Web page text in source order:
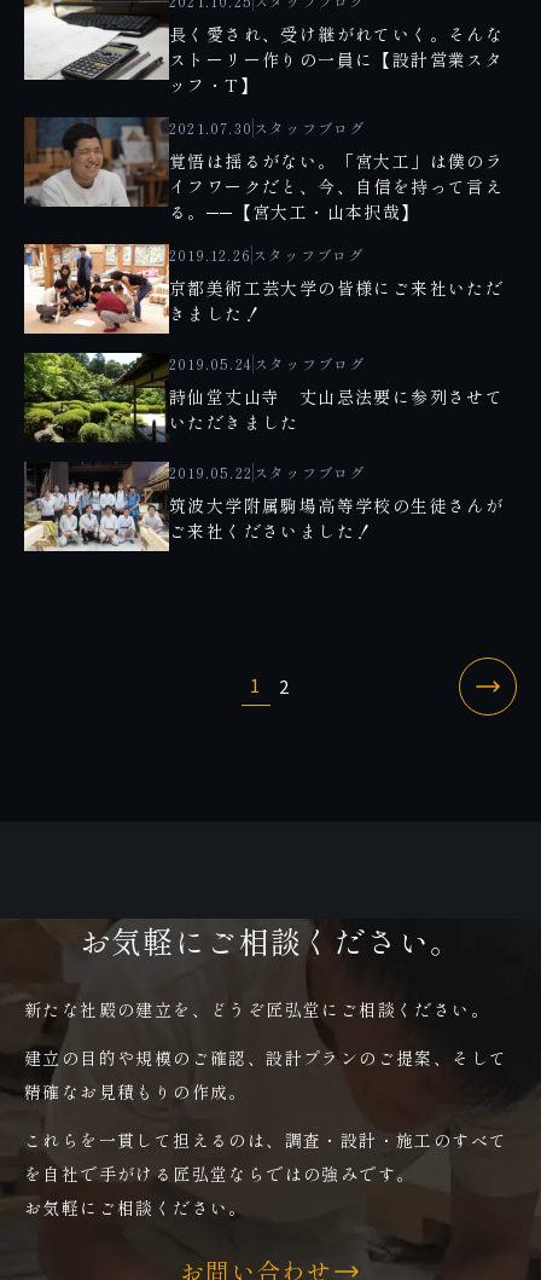
長く愛され、受け継がれていく。そんな
ストーリー作りの一員に【設計営業スタ
ッフ・T】
2021.07.30 スタッフブログ
覚悟は揺るがない。「宮大工」は僕のラ
イフワークだと、今、自信を持って言え
る。──【宮大工・山本択哉】
2019.12.26 スタッフブログ
京都美術工芸大学の皆様にご来社いただ
きました！
2019.05.24 スタッフブログ
詩仙堂丈山寺 丈山忌法要に参列させて
いただきました
2019.05.22 スタッフブログ
筑波大学附属駒場高等学校の生徒さんが
ご来社くださいました！
1 2
お気軽にご相談ください。
新たな社殿の建立を、どうぞ匠弘堂にご相談ください。
建立の目的や規模のご確認、設計プランのご提案、そして
精確なお見積もりの作成。
これらを一貫して担えるのは、調査・設計・施工のすべて
を自社で手がける匠弘堂ならではの強みです。
お気軽にご相談ください。
お問い合わせ